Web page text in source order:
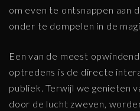
om even te ontsnappen aan
onder te dompelen in de
Een van de meest
optredens is de directe
publiek. Terwijl we genieten
door de lucht zweven,